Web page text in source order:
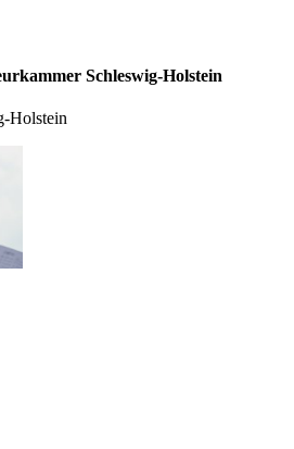
Schleswig-Holstein
Holstein